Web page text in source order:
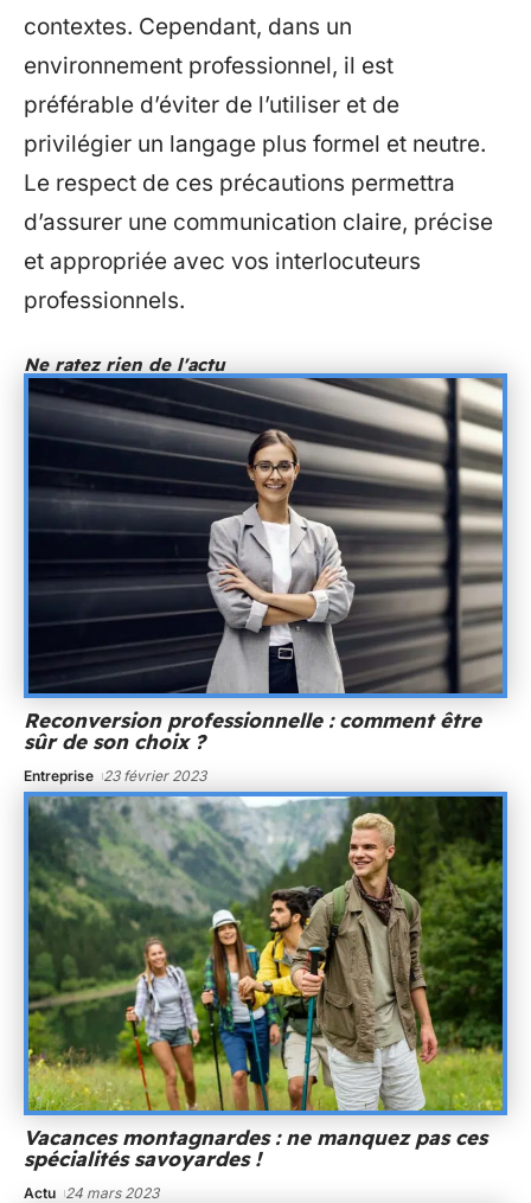
contextes. Cependant, dans un
environnement professionnel, il est
préférable d’éviter de l’utiliser et de
privilégier un langage plus formel et neutre.
Le respect de ces précautions permettra
d’assurer une communication claire, précise
et appropriée avec vos interlocuteurs
professionnels.
Ne ratez rien de l'actu
Reconversion professionnelle : comment être
sûr de son choix ?
Entreprise 23 février 2023
Vacances montagnardes : ne manquez pas ces
spécialités savoyardes !
Actu 24 mars 2023